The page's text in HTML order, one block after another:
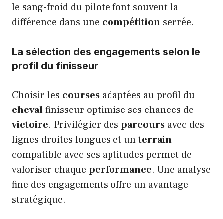
le sang-froid du pilote font souvent la
différence dans une compétition serrée.
La sélection des engagements selon le
profil du finisseur
Choisir les courses adaptées au profil du
chevalfinisseur optimise ses chances de
victoire. Privilégier des parcours avec des
lignes droites longues et unterrain
compatible avec ses aptitudes permet de
valoriser chaque performance. Une analyse
fine des engagements offre un avantage
stratégique.